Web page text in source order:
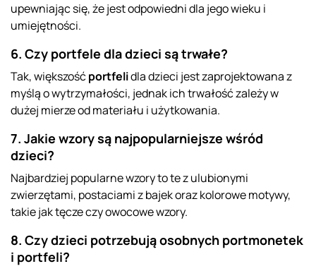
upewniając się, że jest odpowiedni dla jego wieku i
umiejętności.
6. Czy portfele dla dzieci są trwałe?
Tak, większośćportfelidla dzieci jest zaprojektowana z
myślą o wytrzymałości, jednak ich trwałość zależy w
dużej mierze od materiału i użytkowania.
7. Jakie wzory są najpopularniejsze wśród
dzieci?
Najbardziej popularne wzory to te z ulubionymi
zwierzętami, postaciami z bajek oraz kolorowe motywy,
takie jak tęcze czy owocowe wzory.
8. Czy dzieci potrzebują osobnych portmonetek
i portfeli?